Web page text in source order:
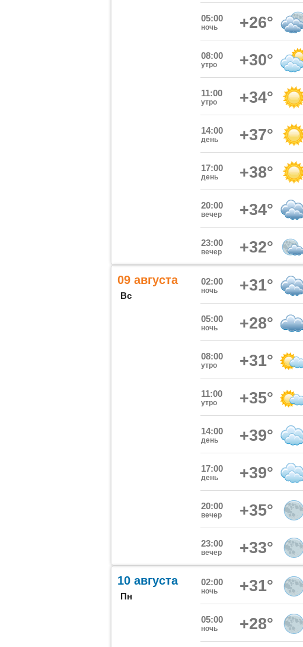
05:00
ночь +26°
08:00
утро +30°
11:00
утро +34°
14:00
день +37°
17:00
день +38°
20:00
вечер +34°
23:00
вечер +32°
09 августа
Вс
02:00
ночь +31°
05:00
ночь +28°
08:00
утро +31°
11:00
утро +35°
14:00
день +39°
17:00
день +39°
20:00
вечер +35°
23:00
вечер +33°
10 августа
Пн
02:00
ночь +31°
05:00
ночь +28°